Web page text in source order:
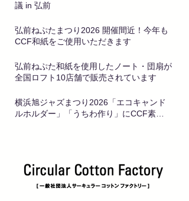
議 in 弘前
7月29日
弘前ねぷたまつり2026 開催間近！今年も
CCF和紙をご使用いただきます
7月22日
弘前ねぷた和紙を使用したノート・団扇が
全国ロフト10店舗で販売されています
7月13日
横浜旭ジャズまつり2026「エコキャンド
ルホルダー」「うちわ作り」にCCF素材